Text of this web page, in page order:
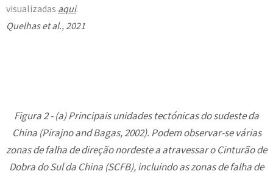
visualizadas aqui.
Quelhas et al., 2021
Figura 2 - (a) Principais unidades tectónicas do sudeste da
China (Pirajno and Bagas, 2002). Podem observar-se várias
zonas de falha de direção nordeste a atravessar o Cinturão de
Dobra do Sul da China (SCFB), incluindo as zonas de falha de